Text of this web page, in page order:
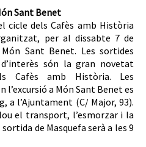
Sant Benet
cicle dels Cafès amb Història
per al dissabte 7 de
Sant Benet. Les sortides
són la gran novetat
Cafès amb Història. Les
a Món Sant Benet es
a l’Ajuntament (C/ Major, 93).
el transport, l’esmorzar i la
de Masquefa serà a les 9